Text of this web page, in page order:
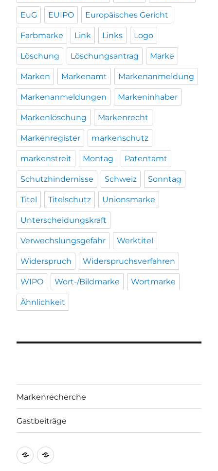
EuG EUIPO Europäisches Gericht
Farbmarke Link Links Logo
Löschung Löschungsantrag Marke
Marken Markenamt Markenanmeldung
Markenanmeldungen Markeninhaber
Markenlöschung Markenrecht
Markenregister markenschutz
markenstreit Montag Patentamt
Schutzhindernisse Schweiz Sonntag
Titel Titelschutz Unionsmarke
Unterscheidungskraft
Verwechslungsgefahr Werktitel
Widerspruch Widerspruchsverfahren
WIPO Wort-/Bildmarke Wortmarke
Ähnlichkeit
Markenrecherche
Gastbeiträge
Markenrecherche
Gastbeiträge